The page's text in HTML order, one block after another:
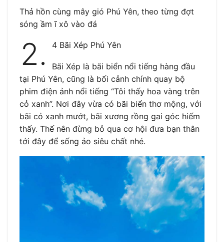
Thả hồn cùng mây gió Phú Yên, theo từng đợt
sóng ầm ĩ xô vào đá
2. 4 Bãi Xép Phú Yên
Bãi Xép là bãi biển nổi tiếng hàng đầu
tại Phú Yên, cũng là bối cảnh chính quay bộ
phim điện ảnh nổi tiếng “Tôi thấy hoa vàng trên
cỏ xanh”. Nơi đây vừa có bãi biển thơ mộng, với
bãi cỏ xanh mướt, bãi xương rồng gai góc hiếm
thấy. Thế nên đừng bỏ qua cơ hội đưa bạn thân
tới đây để sống ảo siêu chất nhé.